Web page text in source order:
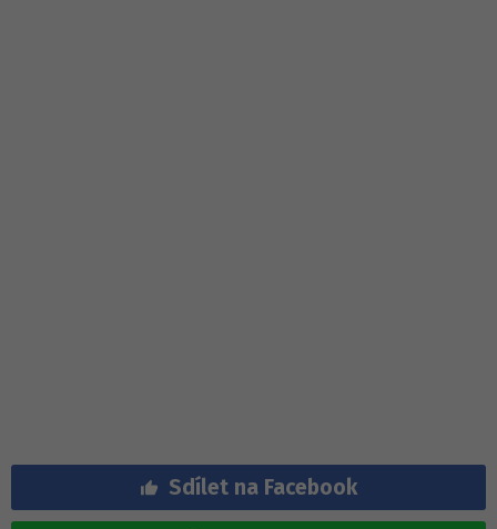
Sdílet na Facebook